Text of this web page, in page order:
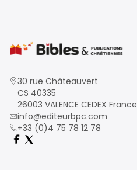
30 rue Châteauvert
CS 40335
26003 VALENCE CEDEX France
info@editeurbpc.com
+33 (0)4 75 78 12 78